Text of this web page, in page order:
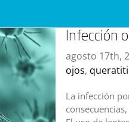
Infección
agosto 17th,
ojos,
La infección